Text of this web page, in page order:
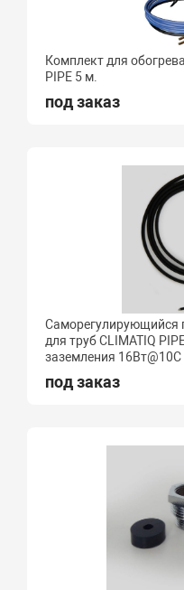
Комплект для
PIPE 5 м.
под заказ
Саморегулирующийся
для труб CLIMATIQ
заземления 16Вт@10C
под заказ